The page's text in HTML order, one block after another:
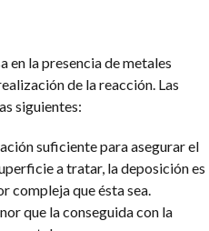
en la presencia de metales
de la reacción. Las
siguientes:
suficiente para asegurar el
a tratar, la deposición es
compleja que ésta sea.
que la conseguida con la